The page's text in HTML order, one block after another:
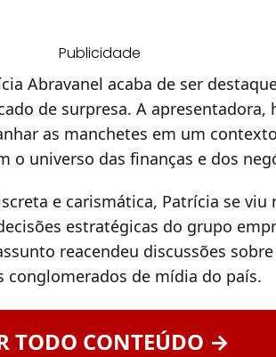
Publicidade
Abravanel acaba de ser
de surpresa. A apresentadora,
as manchetes em um
o universo das finanças e dos
e carismática, Patrícia se viu
estratégicas do grupo
reacendeu discussões
de mídia do país.
TODO CONTEÚDO →